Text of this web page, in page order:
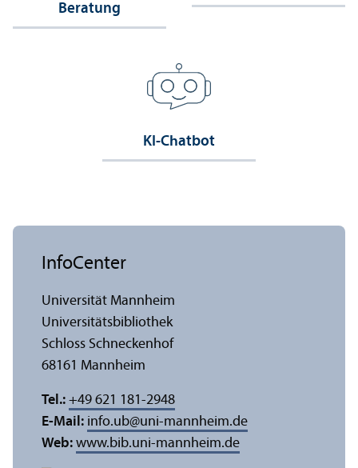
Beratung
KI-Chatbot
InfoCenter
Universität Mannheim
Universitäts­bibliothek
Schloss Schneckenhof
68161 Mannheim
Tel.: +49 621 181-2948
E-Mail: info.ub@uni-mannheim.de
Web: www.bib.uni-mannheim.de